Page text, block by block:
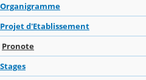
Organigramme
Projet d'Etablissement
Pronote
Stages